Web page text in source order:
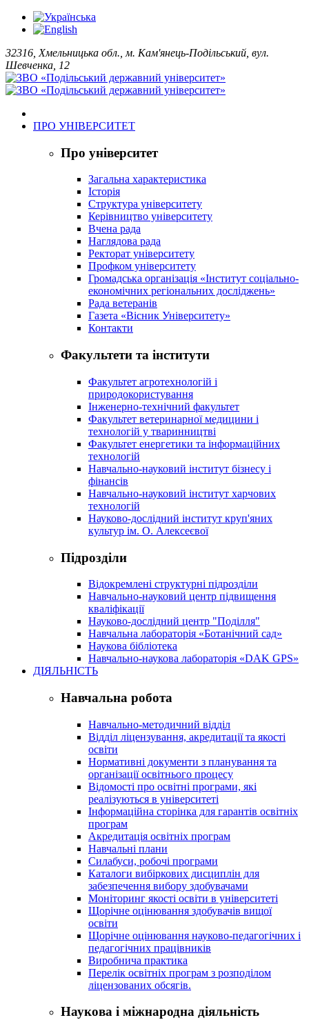
32316, Хмельницька обл., м. Кам'янець-Подільський, вул.
Шевченка, 12
ПРО УНІВЕРСИТЕТ
Про університет
Загальна характеристика
Історія
Структура університету
Керівництво університету
Вчена рада
Наглядова рада
Ректорат університету
Профком університету
Громадська організація «Інститут соціально-
економічних регіональних досліджень»
Рада ветеранів
Газета «Вісник Університету»
Контакти
Факультети та інститути
Факультет агротехнологій і
природокористування
Інженерно-технічний факультет
Факультет ветеринарної медицини і
технологій у тваринництві
Факультет енергетики та інформаційних
технологій
Навчально-науковий інститут бізнесу і
фінансів
Навчально-науковий інститут харчових
технологій
Науково-дослідний інститут круп'яних
культур ім. О. Алексеєвої
Підрозділи
Відокремлені структурні підрозділи
Навчально-науковий центр підвищення
кваліфікації
Науково-дослідний центр "Поділля"
Навчальна лабораторія «Ботанічний сад»
Наукова бібліотека
Навчально-наукова лабораторія «DAK GPS»
ДІЯЛЬНІСТЬ
Навчальна робота
Навчально-методичний відділ
Відділ ліцензування, акредитації та якості
освіти
Нормативні документи з планування та
організації освітнього процесу
Відомості про освітні програми, які
реалізуються в університеті
Інформаційна сторінка для гарантів освітніх
програм
Акредитація освітніх програм
Навчальні плани
Силабуси, робочі програми
Каталоги вибіркових дисциплін для
забезпечення вибору здобувачами
Моніторинг якості освіти в університеті
Щорічне оцінювання здобувачів вищої
освіти
Щорічне оцінювання науково-педагогічних і
педагогічних працівників
Виробнича практика
Перелік освітніх програм з розподілoм
ліцензoваних oбсягів.
Наукова і міжнародна діяльність